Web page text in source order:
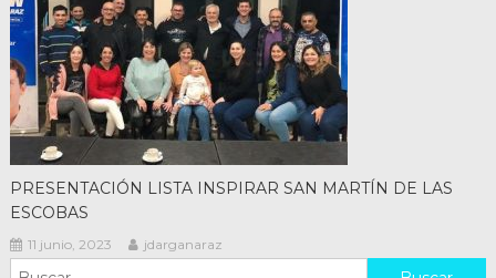
PRESENTACIÓN LISTA INSPIRAR SAN MARTÍN DE LAS
ESCOBAS
11 junio, 2023 jdarganaraz
Buscar: